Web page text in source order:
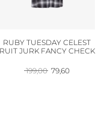
RUBY TUESDAY CELEST
RUIT JURK FANCY CHECK
199,00 Oorspronkelijke
prijs
79,60Huidige